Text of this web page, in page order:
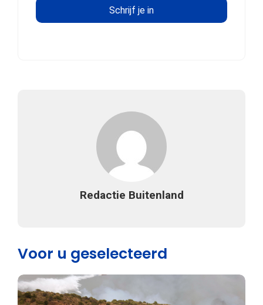
Redactie Buitenland
Voor u geselecteerd